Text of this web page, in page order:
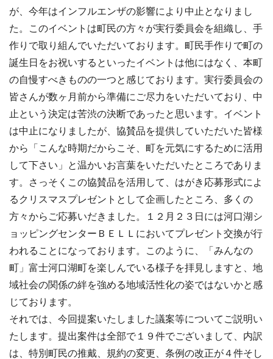
が、今年はインフルエンザの影響により中止となりまし
た。このイベントは町民の方々が実行委員会を組織し、手
作りで取り組んでいただいております。町民手作りで町の
誕生日をお祝いするといったイベントは他にはなく、本町
の自慢すべきものの一つと感じております。実行委員会の
皆さんが数ヶ月前から準備にご尽力をいただいており、中
止という決定は苦渋の決断であったと思います。イベント
は中止になりましたが、協賛品を提供していただいた皆様
から「こんな時期だからこそ、町を元気にするために活用
して下さい」と温かいお言葉をいただいたところでありま
す。さっそくこの協賛品を活用して、はがき応募形式によ
るクリスマスプレゼントとして企画したところ、多くの
方々からご応募いだきました。１２月２３日には河口湖シ
ョッピングセンターＢＥＬＬにおいてプレゼント交換が行
われることになっております。このように、「みんなの
町」富士河口湖町を楽しんでいる様子を拝見しますと、地
域社会の関係の絆を強める地域活性化の姿ではないかと感
じております。
それでは、今回提案いたしました議案等についてご説明い
たします。提出案件は全部で１９件でございまして、内訳
は、特別町民の推戴、規約の変更、条例の改正が４件そし